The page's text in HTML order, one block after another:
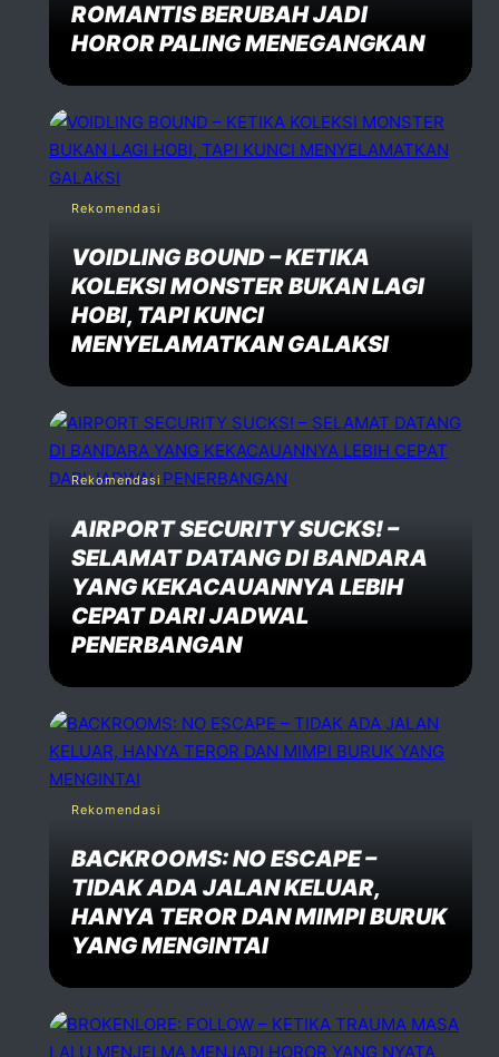
ROMANTIS BERUBAH JADI
HOROR PALING MENEGANGKAN
Rekomendasi
VOIDLING BOUND – KETIKA
KOLEKSI MONSTER BUKAN LAGI
HOBI, TAPI KUNCI
MENYELAMATKAN GALAKSI
Rekomendasi
AIRPORT SECURITY SUCKS! –
SELAMAT DATANG DI BANDARA
YANG KEKACAUANNYA LEBIH
CEPAT DARI JADWAL
PENERBANGAN
Rekomendasi
BACKROOMS: NO ESCAPE –
TIDAK ADA JALAN KELUAR,
HANYA TEROR DAN MIMPI BURUK
YANG MENGINTAI